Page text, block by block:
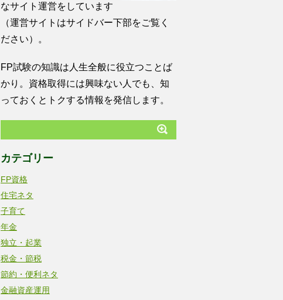
なサイト運営をしています
（運営サイトはサイドバー下部をご覧く
ださい）。
FP試験の知識は人生全般に役立つことば
かり。資格取得には興味ない人でも、知
っておくとトクする情報を発信します。
カテゴリー
FP資格
住宅ネタ
子育て
年金
独立・起業
税金・節税
節約・便利ネタ
金融資産運用